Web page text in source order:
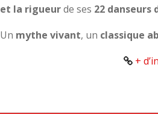
et la rigueurde ses 22 danseurs
Un mythe vivant, un classique
+